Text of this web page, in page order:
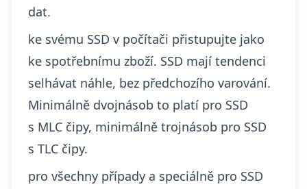
dat.
ke svému SSD v počítači přistupujte jako
ke spotřebnímu zboží. SSD mají tendenci
selhávat náhle, bez předchozího varování.
Minimálně dvojnásob to platí pro SSD
s MLC čipy, minimálně trojnásob pro SSD
s TLC čipy.
pro všechny případy a speciálně pro SSD